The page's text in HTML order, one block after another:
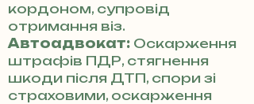
кордоном, супровід
отримання віз.
Автоадвокат: Оскарження
штрафів ПДР, стягнення
шкоди після ДТП, спори зі
страховими, оскарження